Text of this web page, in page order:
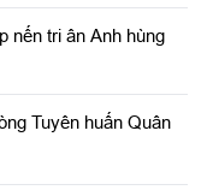
nến tri ân Anh hùng
Tuyên huấn Quân